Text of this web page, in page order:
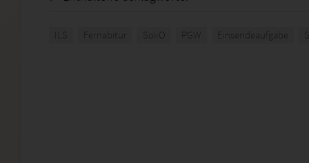
ILS Fernabitur SokO PGW Einsendeaufgabe